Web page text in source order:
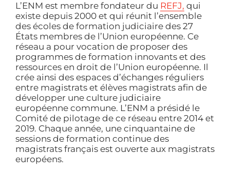
L’ENM est membre fondateur du REFJ, qui
existe depuis 2000 et qui réunit l’ensemble
des écoles de formation judiciaire des 27
États membres de l’Union européenne. Ce
réseau a pour vocation de proposer des
programmes de formation innovants et des
ressources en droit de l’Union européenne. Il
crée ainsi des espaces d’échanges réguliers
entre magistrats et élèves magistrats afin de
développer une culture judiciaire
européenne commune. L’ENM a présidé le
Comité de pilotage de ce réseau entre 2014 et
2019. Chaque année, une cinquantaine de
sessions de formation continue des
magistrats français est ouverte aux magistrats
européens.